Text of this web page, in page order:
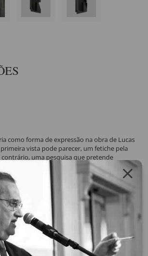
como forma de expressão na obra de Lucas
vista pode parecer, um fetiche pela
uma pesquisa que pretende
o suporte do objeto artístico. Sua formação
e poética estão profundamente
possíveis chaves de entendimento de sua
livros, fotografia, concreto, aço, papel...
investigação. Através de uma experimentação
e o saber-fazer, o artista encontra os meios
como nas esculturas e instalações mais
refletem sua pesquisa sobre arquitetura
do seu sentido utópico.